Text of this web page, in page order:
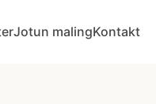
Jotun malingKontakt